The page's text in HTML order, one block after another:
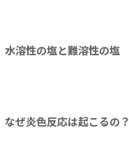
水溶性の塩と難溶性の塩
なぜ炎色反応は起こるの？